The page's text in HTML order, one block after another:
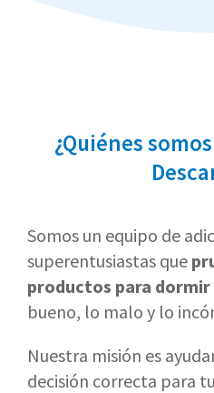
¿Quiénes
Somos un equipo de
superentusiastas que
productos para dormir
bueno, lo malo y lo
Nuestra misión es
decisión correcta para